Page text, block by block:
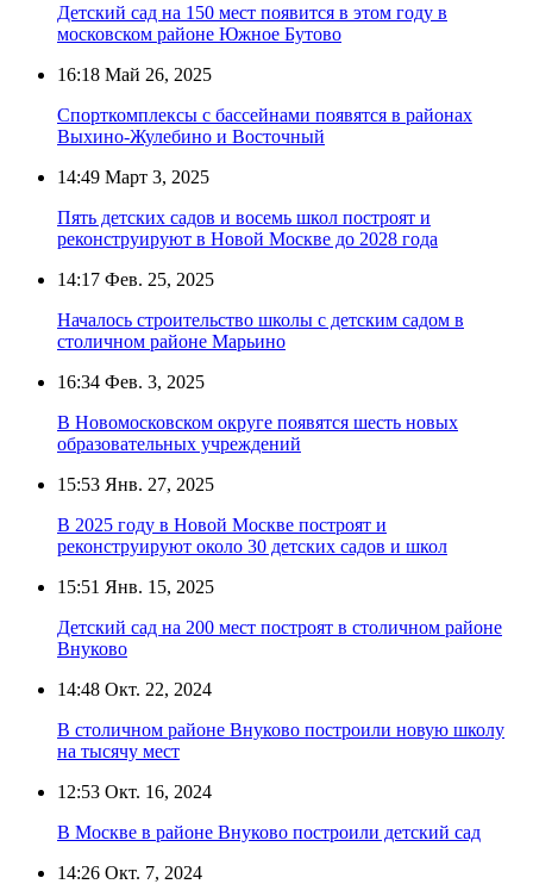
Детский сад на 150 мест появится в этом году в
московском районе Южное Бутово
16:18 Май 26, 2025
Спорткомплексы с бассейнами появятся в районах
Выхино-Жулебино и Восточный
14:49 Март 3, 2025
Пять детских садов и восемь школ построят и
реконструируют в Новой Москве до 2028 года
14:17 Фев. 25, 2025
Началось строительство школы с детским садом в
столичном районе Марьино
16:34 Фев. 3, 2025
В Новомосковском округе появятся шесть новых
образовательных учреждений
15:53 Янв. 27, 2025
В 2025 году в Новой Москве построят и
реконструируют около 30 детских садов и школ
15:51 Янв. 15, 2025
Детский сад на 200 мест построят в столичном районе
Внуково
14:48 Окт. 22, 2024
В столичном районе Внуково построили новую школу
на тысячу мест
12:53 Окт. 16, 2024
В Москве в районе Внуково построили детский сад
14:26 Окт. 7, 2024